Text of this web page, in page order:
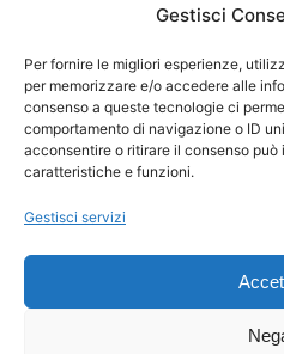
Gestisci
Per fornire le migliori esperienze,
per memorizzare e/o accedere alle
consenso a queste tecnologie ci
comportamento di navigazione o ID
acconsentire o ritirare il consenso
caratteristiche e funzioni.
Gestisci servizi
Copripiumino e 2 federe per…
Vedi storico
© 2026Arredamento Vintage,
Partecipante al Programma di
potrebbero variare. Verifica sempre il